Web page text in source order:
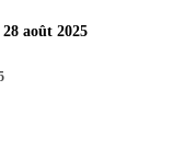
28 août 2025